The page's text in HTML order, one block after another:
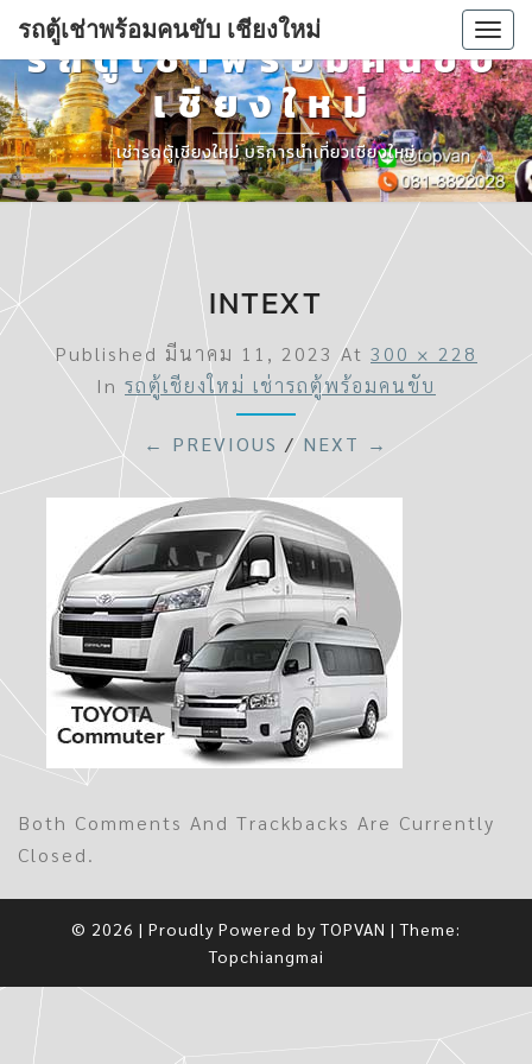
รถตู้เช่าพร้อมคนขับ เชียงใหม่
รถตู้เช่าพร้อมคนขับ
เชียงใหม่
เช่ารถตู้เชียงใหม่ บริการนำเที่ยวเชียงใหม่
INTEXT
Published มีนาคม 11, 2023 At 300 × 228
In รถตู้เชียงใหม่ เช่ารถตู้พร้อมคนขับ
← PREVIOUS /NEXT →
Both Comments And Trackbacks Are Currently
Closed.
© 2026 | Proudly Powered byTOPVAN |Theme:
Topchiangmai